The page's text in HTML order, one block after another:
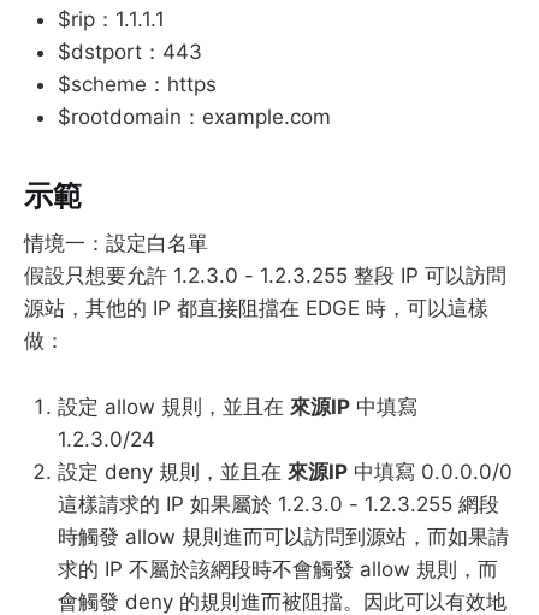
$rip：1.1.1.1
$dstport：443
$scheme：https
$rootdomain：example.com
示範
情境一：設定白名單
假設只想要允許 1.2.3.0 - 1.2.3.255 整段 IP 可以訪問
源站，其他的 IP 都直接阻擋在 EDGE 時，可以這樣
做：
設定 allow 規則，並且在 來源IP 中填寫
1.2.3.0/24
設定 deny 規則，並且在 來源IP 中填寫 0.0.0.0/0
這樣請求的 IP 如果屬於 1.2.3.0 - 1.2.3.255 網段
時觸發 allow 規則進而可以訪問到源站，而如果請
求的 IP 不屬於該網段時不會觸發 allow 規則，而
會觸發 deny 的規則進而被阻擋。因此可以有效地